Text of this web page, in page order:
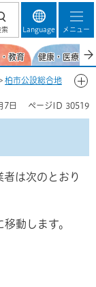
索 Language メニュー
教育 健康・医療・
柏市公設総合地
7日 ページID 30519
は次のとおり
動します。